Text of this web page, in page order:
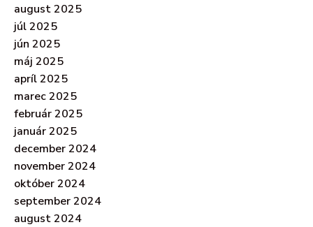
august 2025
júl 2025
jún 2025
máj 2025
apríl 2025
marec 2025
február 2025
január 2025
december 2024
november 2024
október 2024
september 2024
august 2024